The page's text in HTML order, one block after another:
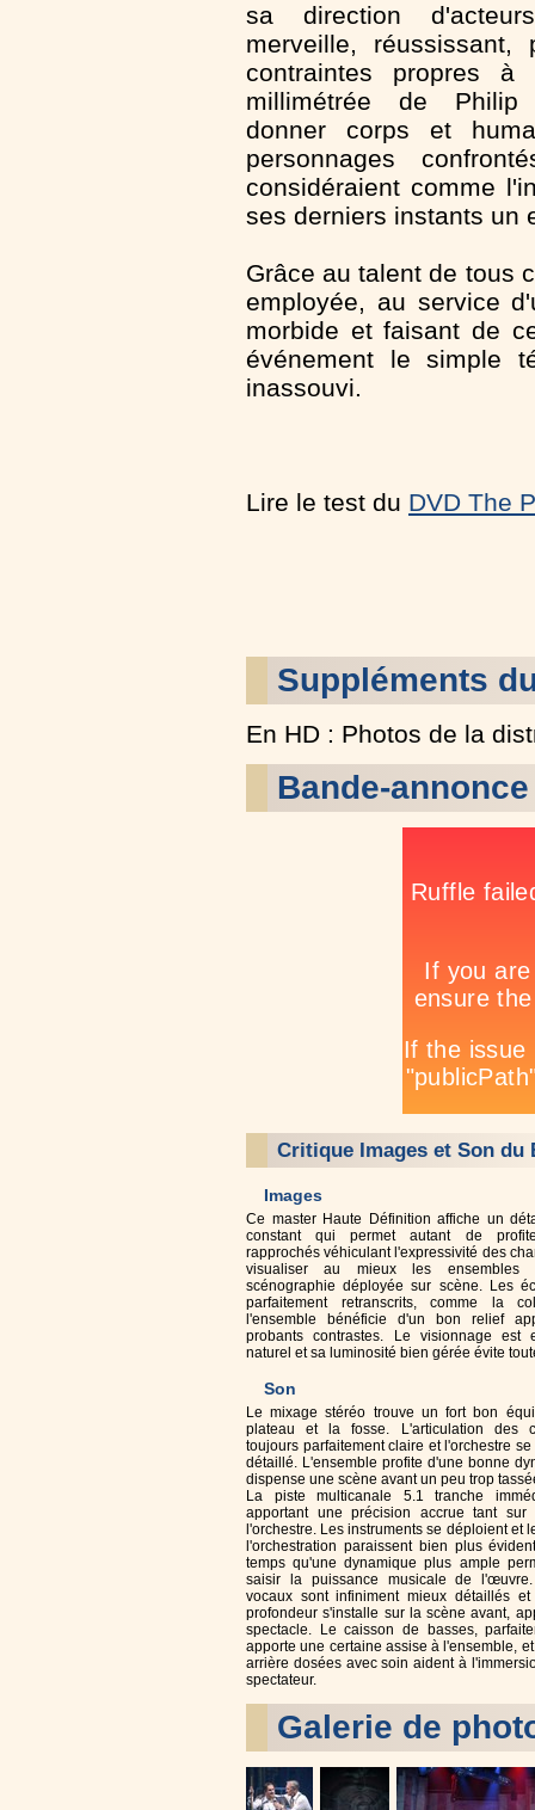
sa direction
merveille, réussissant,
contraintes propres à
millimétrée de
donner corps et
personnages
considéraient comme
ses derniers instants un
Grâce au talent de tous
employée, au service
morbide et faisant de
événement le simple
inassouvi.
Lire le test du DVD The
Suppléments
En HD : Photos de la
Bande-
Critique Images et Son du
Images
Ce master Haute Définition affiche un
constant qui permet autant de
rapprochés véhiculant l'expressivité des
visualiser au mieux les
scénographie déployée sur scène. Les
parfaitement retranscrits, comme la
l'ensemble bénéficie d'un bon relief
probants contrastes. Le visionnage est
naturel et sa luminosité bien gérée évite
Son
Le mixage stéréo trouve un fort bon
plateau et la fosse. L'articulation des
toujours parfaitement claire et l'orchestre
détaillé. L'ensemble profite d'une bonne
dispense une scène avant un peu trop
La piste multicanale 5.1 tranche
apportant une précision accrue tant
l'orchestre. Les instruments se déploient et
l'orchestration paraissent bien plus
temps qu'une dynamique plus ample
saisir la puissance musicale de
vocaux sont infiniment mieux détaillés
profondeur s'installe sur la scène avant,
spectacle. Le caisson de basses,
apporte une certaine assise à l'ensemble,
arrière dosées avec soin aident à
spectateur.
Galerie de